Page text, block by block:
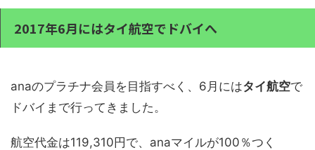
2017年6月にはタイ航空でドバイへ
anaのプラチナ会員を目指すべく、6月にはタイ航空で
ドバイまで行ってきました。
航空代金は119,310円で、anaマイルが100％つく